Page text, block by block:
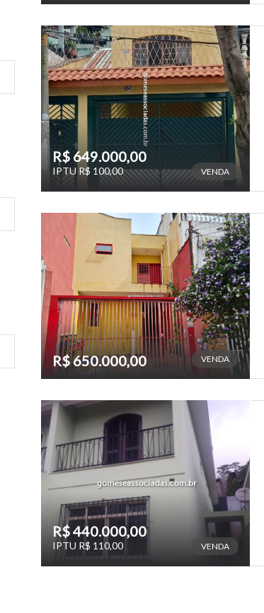
R$ 649.000,00
IPTU R$ 100,00 VENDA
R$ 650.000,00 VENDA
R$ 440.000,00
IPTU R$ 110,00 VENDA